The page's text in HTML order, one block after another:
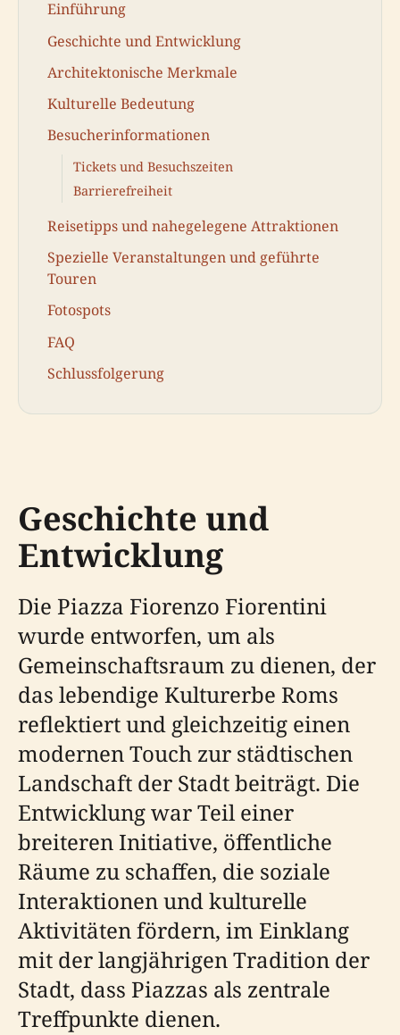
Einführung
Geschichte und Entwicklung
Architektonische Merkmale
Kulturelle Bedeutung
Besucherinformationen
Tickets und Besuchszeiten
Barrierefreiheit
Reisetipps und nahegelegene Attraktionen
Spezielle Veranstaltungen und geführte
Touren
Fotospots
FAQ
Schlussfolgerung
Geschichte und
Entwicklung
Die Piazza Fiorenzo Fiorentini
wurde entworfen, um als
Gemeinschaftsraum zu dienen, der
das lebendige Kulturerbe Roms
reflektiert und gleichzeitig einen
modernen Touch zur städtischen
Landschaft der Stadt beiträgt. Die
Entwicklung war Teil einer
breiteren Initiative, öffentliche
Räume zu schaffen, die soziale
Interaktionen und kulturelle
Aktivitäten fördern, im Einklang
mit der langjährigen Tradition der
Stadt, dass Piazzas als zentrale
Treffpunkte dienen.